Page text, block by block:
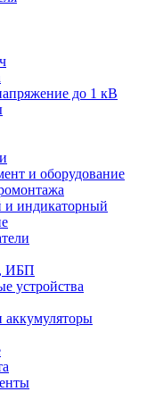
до 1 кВ
и оборудование
и индикаторный
ИБП
устройства
аккумуляторы